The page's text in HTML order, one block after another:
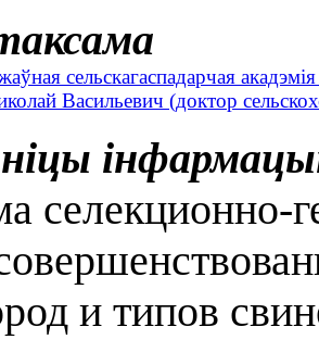
сельскагаспадарчая
Васильевич (доктор
селекционно-
и типов